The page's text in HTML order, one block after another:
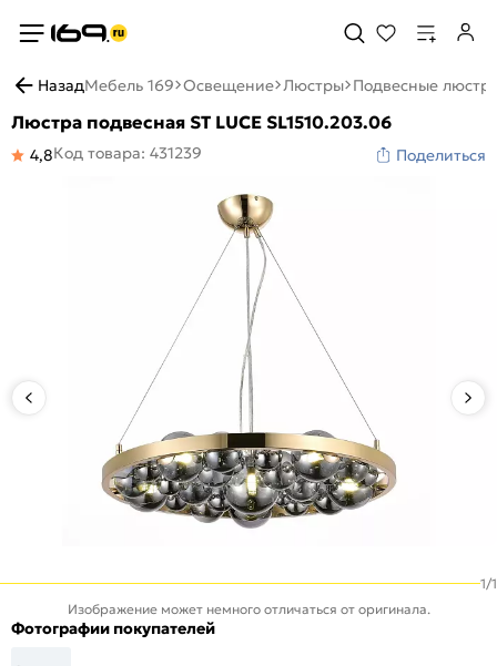
НазадМебель 169 Освещение Люстры Подвесные
Люстра подвесная ST LUCE SL1510.203.06
4,8Код товара: 431239 Поделиться
1/1
Изображение может немного отличаться от оригинала.
Фотографии покупателей